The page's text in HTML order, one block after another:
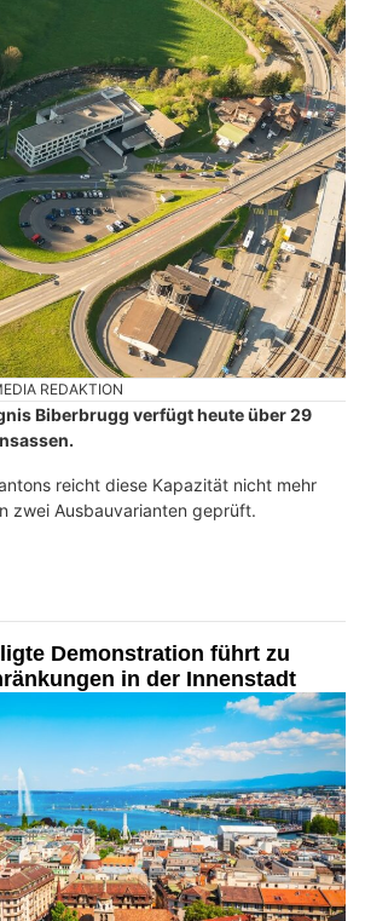
REDAKTION
Biberbrugg verfügt heute über 29
reicht diese Kapazität nicht mehr
zwei Ausbauvarianten geprüft.
Demonstration führt zu
in der Innenstadt